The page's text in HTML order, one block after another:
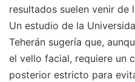
resultados suelen venir de
Un estudio de la
Teherán sugería que,
el vello facial, requiere un
posterior estricto para